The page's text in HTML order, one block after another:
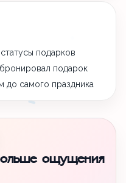
подарков
подарок
до самого праздника
ощущения